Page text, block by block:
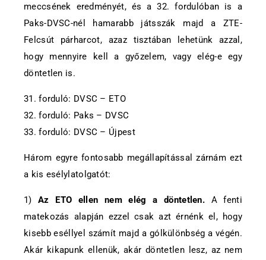
meccsének eredményét, és a 32. fordulóban is a
Paks-DVSC-nél hamarabb játsszák majd a ZTE-
Felcsút párharcot, azaz tisztában lehetünk azzal,
hogy mennyire kell a győzelem, vagy elég-e egy
döntetlen is.
31. forduló: DVSC – ETO
32. forduló: Paks – DVSC
33. forduló: DVSC – Újpest
Három egyre fontosabb megállapítással zárnám ezt
a kis esélylatolgatót:
1)Az ETO ellen nem elég a döntetlen. A fenti
matekozás alapján ezzel csak azt érnénk el, hogy
kisebb eséllyel számít majd a gólkülönbség a végén.
Akár kikapunk ellenük, akár döntetlen lesz, az nem